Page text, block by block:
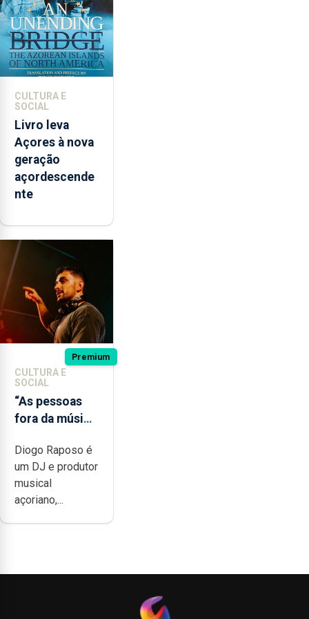
CULTURA E
SOCIAL
Livro leva
Açores à nova
geração
açordescende
nte
Premium
CULTURA E
SOCIAL
“As pessoas
fora da música
noção do quão
difícil é
produzir uma
música”
Diogo Raposo é
um DJ e produtor
musical
açoriano,...